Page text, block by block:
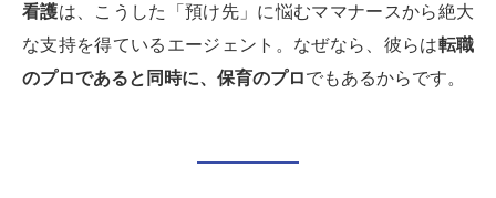
看護は、こうした「預け先」に悩むママナースから絶大
な支持を得ているエージェント。なぜなら、彼らは転職
のプロであると同時に、保育のプロでもあるからです。